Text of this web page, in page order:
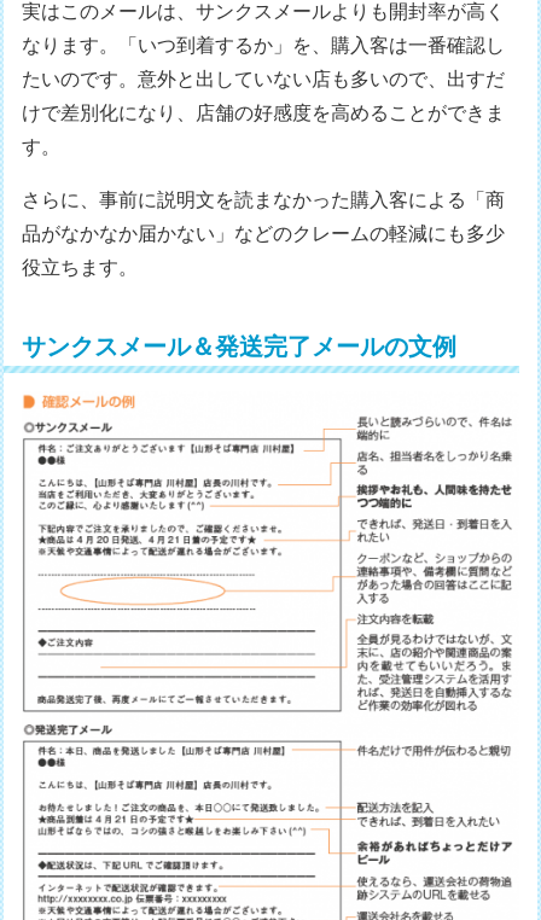
実はこのメールは、サンクスメールよりも開封率が高く
なります。「いつ到着するか」を、購入客は一番確認し
たいのです。意外と出していない店も多いので、出すだ
けで差別化になり、店舗の好感度を高めることができま
す。
さらに、事前に説明文を読まなかった購入客による「商
品がなかなか届かない」などのクレームの軽減にも多少
役立ちます。
サンクスメール＆発送完了メールの文例